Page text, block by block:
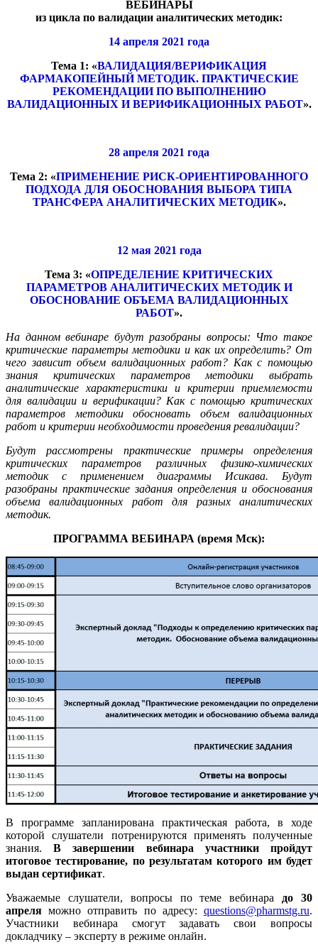
ВЕБИНАРЫ
из цикла по валидации аналитических методик:
14 апреля 2021 года
Тема 1: «ВАЛИДАЦИЯ/ВЕРИФИКАЦИЯ
ФАРМАКОПЕЙНЫЙ МЕТОДИК. ПРАКТИЧЕСКИЕ
РЕКОМЕНДАЦИИ ПО ВЫПОЛНЕНИЮ
ВАЛИДАЦИОННЫХ И ВЕРИФИКАЦИОННЫХ РАБОТ».
28 апреля 2021 года
Тема 2: «ПРИМЕНЕНИЕ РИСК-ОРИЕНТИРОВАННОГО
ПОДХОДА ДЛЯ ОБОСНОВАНИЯ ВЫБОРА ТИПА
ТРАНСФЕРА АНАЛИТИЧЕСКИХ МЕТОДИК».
12 мая 2021 года
Тема 3: «ОПРЕДЕЛЕНИЕ КРИТИЧЕСКИХ
ПАРАМЕТРОВ АНАЛИТИЧЕСКИХ МЕТОДИК И
ОБОСНОВАНИЕ ОБЪЕМА ВАЛИДАЦИОННЫХ
РАБОТ».
На данном вебинаре будут разобраны вопросы: Что такое
критические параметры методики и как их определить? От
чего зависит объем валидационных работ? Как с помощью
знания критических параметров методики выбрать
аналитические характеристики и критерии приемлемости
для валидации и верификации? Как с помощью критических
параметров методики обосновать объем валидационных
работ и критерии необходимости проведения ревалидации?
Будут рассмотрены практические примеры определения
критических параметров различных физико-химических
методик с применением диаграммы Исикава. Будут
разобраны практические задания определения и обоснования
объема валидационных работ для разных аналитических
методик.
ПРОГРАММА ВЕБИНАРА (время Мск):
В программе запланирована практическая работа, в ходе
которой слушатели потренируются применять полученные
знания.В завершении вебинара участники пройдут
итоговое тестирование, по результатам которого им будет
выдан сертификат.
Уважаемые слушатели, вопросы по теме вебинара до 30
апреля можно отправить по адресу: questions@pharmstg.ru.
Участники вебинара смогут задавать свои вопросы
докладчику – эксперту в режиме онлайн.